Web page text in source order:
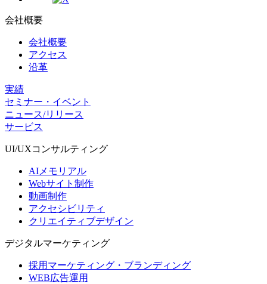
会社概要
会社概要
アクセス
沿革
実績
セミナー・イベント
ニュース/リリース
サービス
UI/UXコンサルティング
AIメモリアル
Webサイト制作
動画制作
アクセシビリティ
クリエイティブデザイン
デジタルマーケティング
採用マーケティング・ブランディング
WEB広告運用